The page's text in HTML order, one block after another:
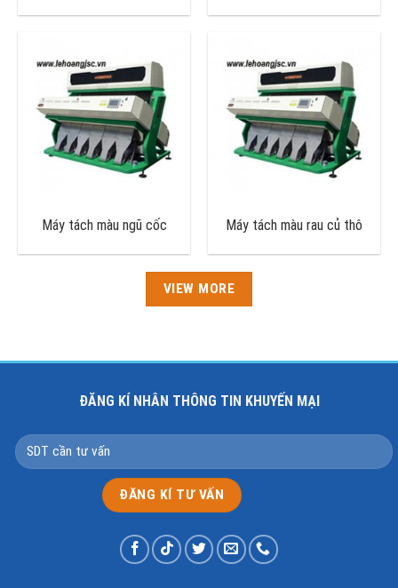
Máy tách màu ngũ cốc Máy tách màu rau củ thô
VIEW MORE
ĐĂNG KÍ NHÂN THÔNG TIN KHUYẾN MẠI